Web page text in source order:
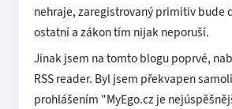
nehraje, zaregistrovaný primitiv bude
ostatní a zákon tím nijak neporuší.
Jinak jsem na tomto blogu poprvé,
RSS reader. Byl jsem překvapen
prohlášením "MyEgo.cz je